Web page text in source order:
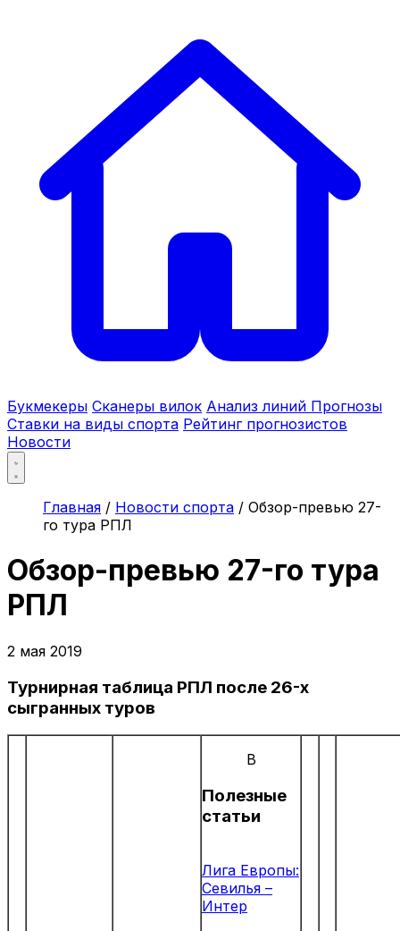
Букмекеры Сканеры вилок Анализ линий Прогнозы
Ставки на виды спорта Рейтинг прогнозистов
Новости
Главная / Новости спорта / Обзор-превью 27-
го тура РПЛ
Обзор-превью 27-го тура
РПЛ
2 мая 2019
Турнирная таблица РПЛ после 26-х
сыгранных туров
В
Полезные
статьи
Лига Европы:
Севилья –
Интер